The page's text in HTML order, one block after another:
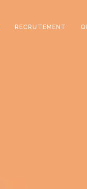
RECRUTEMENT